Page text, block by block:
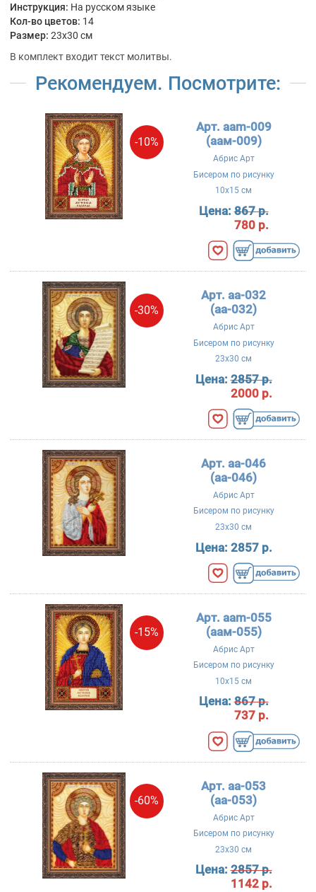
Инструкция: На русском языке
Кол-во цветов: 14
Размер: 23x30 см
В комплект входит текст молитвы.
Рекомендуем. Посмотрите:
-10%
Арт. aam-009
(аам-009)
Абрис Арт
Бисером по рисунку
10x15 см
Цена:867 р.
780 р.
-30%
Арт. aa-032
(аа-032)
Абрис Арт
Бисером по рисунку
23x30 см
Цена:2857 р.
2000 р.
Арт. aa-046
(аа-046)
Абрис Арт
Бисером по рисунку
23x30 см
Цена: 2857 р.
-15%
Арт. aam-055
(аам-055)
Абрис Арт
Бисером по рисунку
10x15 см
Цена:867 р.
737 р.
-60%
Арт. aa-053
(аа-053)
Абрис Арт
Бисером по рисунку
23x30 см
Цена:2857 р.
1142 р.